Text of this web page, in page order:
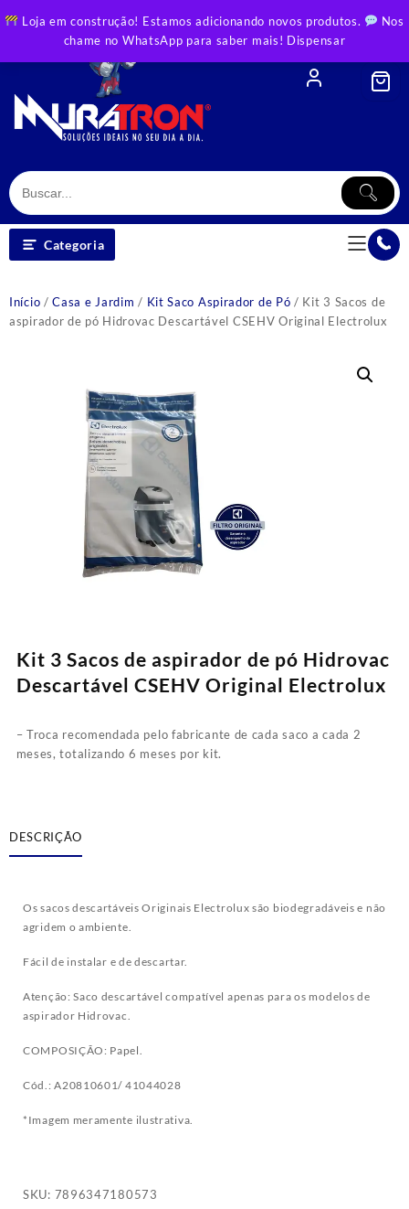
Loja em construção! Estamos adicionando novos produtos.
Nos
chame no WhatsApp para saber mais! Dispensar
to
Categoria
Início /Casa e Jardim / Kit Saco Aspirador de Pó / Kit 3 Sacos de
aspirador de pó Hidrovac Descartável CSEHV Original Electrolux
Kit 3 Sacos de aspirador de pó Hidrovac
Descartável CSEHV Original Electrolux
– Troca recomendada pelo fabricante de cada saco a cada 2
meses, totalizando 6 meses por kit.
DESCRIÇÃO
Os sacos descartáveis Originais Electrolux são biodegradáveis e não
agridem o ambiente.
Fácil de instalar e de descartar.
Atenção: Saco descartável compatível apenas para os modelos de
aspirador Hidrovac.
COMPOSIÇÃO: Papel.
Cód.: A20810601/ 41044028
*Imagem meramente ilustrativa.
SKU: 7896347180573